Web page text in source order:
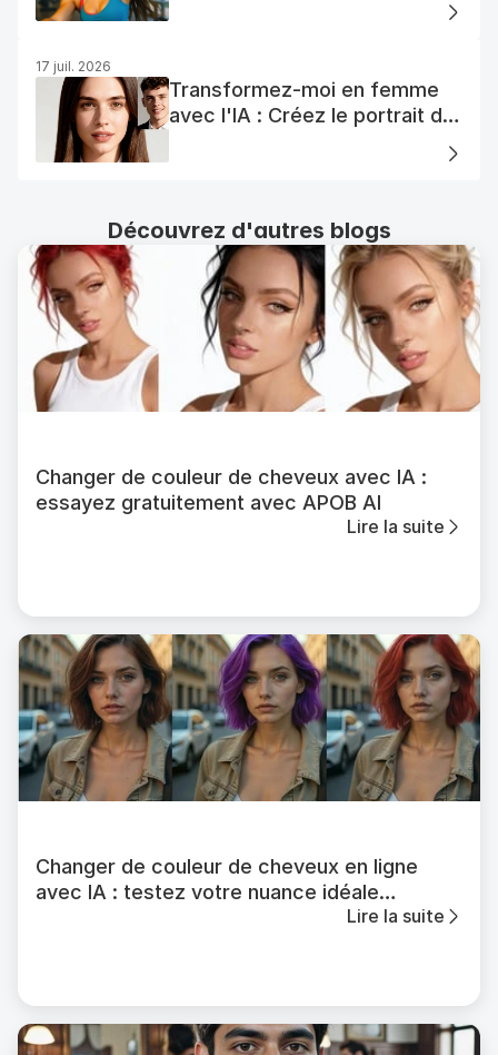
17 juil. 2026
Transformez-moi en femme
avec l'IA : Créez le portrait de
Découvrez d'autres blogs
Changer de couleur de cheveux avec IA :
essayez gratuitement avec APOB AI
Lire la suite
Changer de couleur de cheveux en ligne
avec IA : testez votre nuance idéale
Lire la suite